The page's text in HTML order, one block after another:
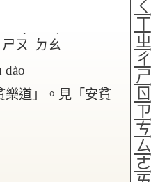
ㄕㄡ
ˇ
ㄉㄠ
ˋ
dào
樂道」。見「安貧